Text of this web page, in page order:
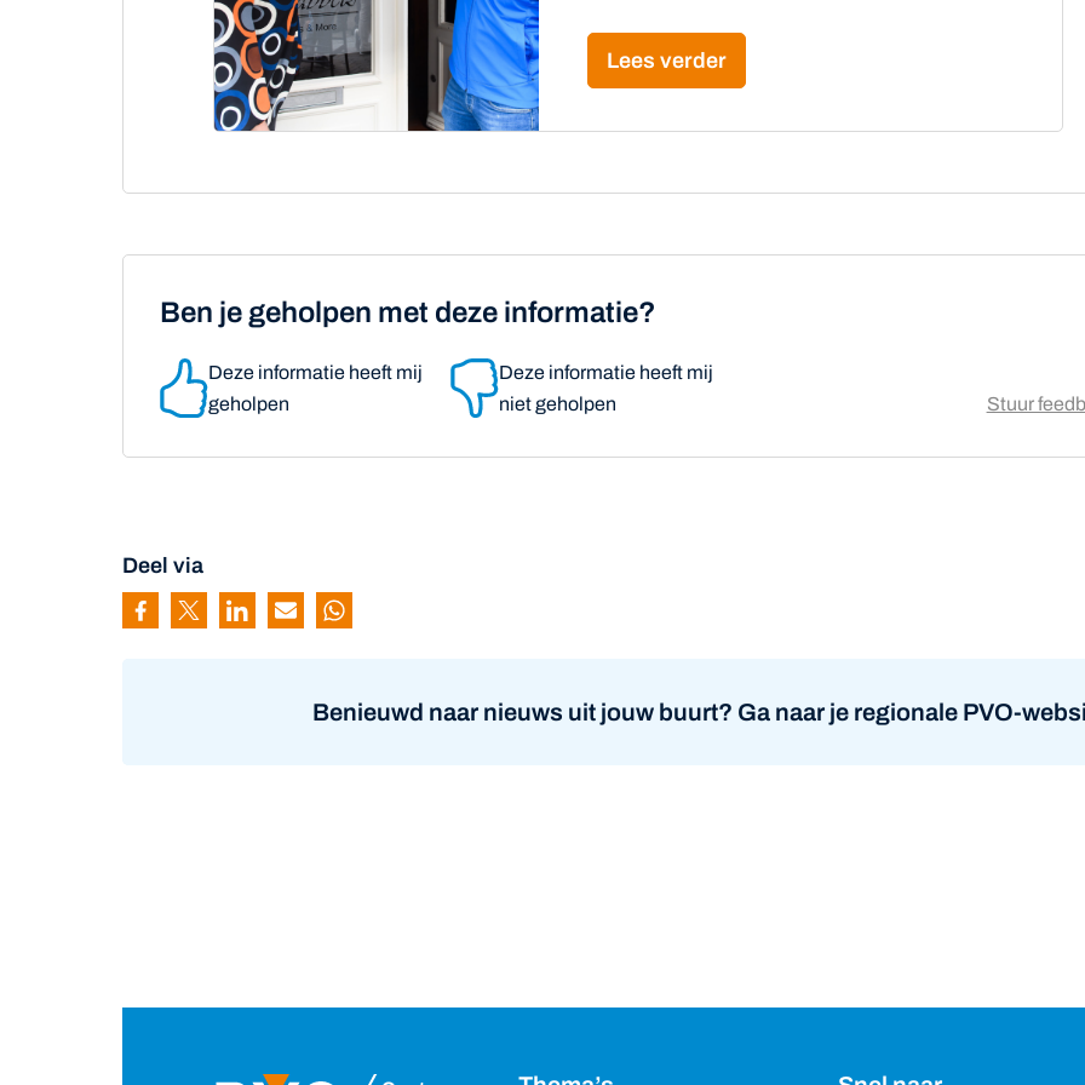
Lees verder
Ben je geholpen met deze informatie?
Deze informatie heeft mij
geholpen
Deze informatie heeft mij
niet geholpen
Stuur
Deel via
Pagina delen via Facebook
Pagina delen via Twitter
Pagina delen via Linkedin
Pagina delen via Mail
Pagina delen via Whatsapp
Benieuwd naar nieuws uit jouw buurt? Ga naar je regionale PVO-